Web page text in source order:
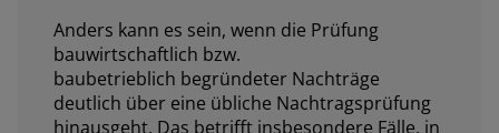
Anders kann es sein, wenn die Prüfung
bauwirtschaftlich bzw.
baubetrieblich begründeter Nachträge
deutlich über eine übliche Nachtragsprüfung
hinausgeht. Das betrifft insbesondere Fälle, in